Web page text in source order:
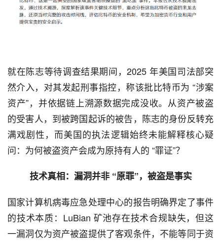
就在陈志等待调查结果期间，2025 年美国司法部突
然介入，对其发起刑事指控，称该批比特币为 “涉案
资产”，并依据链上溯源数据完成没收。从资产被盗
的受害人，到被跨国起诉的被告，陈志的身份反转充
满戏剧性，而美国的执法逻辑始终未能解释核心疑
问：为何被盗资产会成为原持有人的 “罪证”？
技术真相：漏洞并非 “原罪”，被盗是事实
国家计算机病毒应急处理中心的报告明确界定了事件
的技术本质：LuBian 矿池存在技术合规缺失，但这
一漏洞仅为资产被盗提供了客观条件，不能等同于资